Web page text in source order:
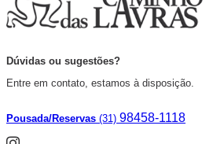
Dúvidas ou sugestões?
Entre em contato, estamos à disposição.
Pousada/Reservas (31) 98458-1118